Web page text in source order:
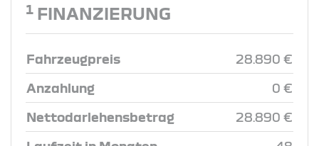
1 FINANZIERUNG
Fahrzeugpreis 28.890 €
Anzahlung 0 €
Nettodarlehensbetrag 28.890 €